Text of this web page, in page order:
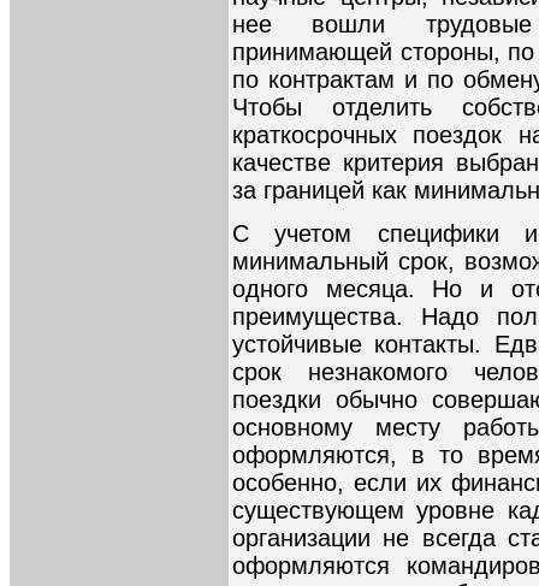
нее вошли
принимающей стороны, по
по контрактам и по
Чтобы отделить
краткосрочных поездок
качестве критерия
за границей как
С учетом специфики
минимальный срок,
одного месяца. Но и
преимущества. Надо
устойчивые контакты.
срок незнакомого
поездки обычно
основному месту
оформляются, в то
особенно, если их
существующем уровне
организации не всегда
оформляются